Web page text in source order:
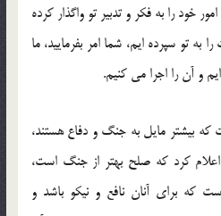
خود را به فكر و تدبیر تو واگذار كرده
تو سپرده ایم، شما امر بفرمایید، ما
و آن را اجرا می كنیم.
كه بیشتر مایل به جنگ و دفاع هستند،
اعلام كرد كه صلح بهتر از جنگ است،
كه برای آنان نافع و نیكو باشد و